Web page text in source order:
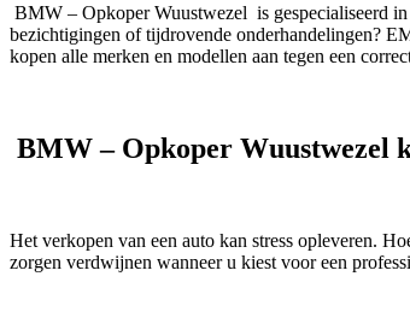
BMW – Opkoper Wuustwezel is gespecialiseerd
bezichtigingen of tijdrovende onderhandelingen?
kopen alle merken en modellen aan tegen een
BMW – Opkoper Wuustwezel
Het verkopen van een auto kan stress opleveren.
zorgen verdwijnen wanneer u kiest voor een